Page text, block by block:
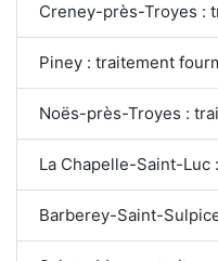
Creney-près-Troyes :
Piney : traitement
Noës-près-Troyes :
La Chapelle-Saint-
Barberey-Saint-